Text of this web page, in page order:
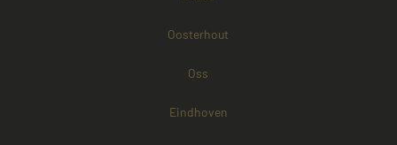
Oosterhout
Oss
Eindhoven